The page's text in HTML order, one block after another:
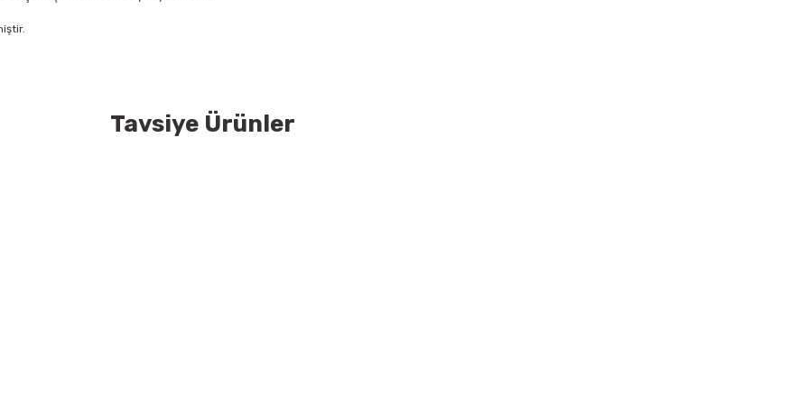
yetersiz gördüğünüz noktaları öneri formunu kullanarak tarafımıza iletebilirsiniz.
Tavsiye Ürünler